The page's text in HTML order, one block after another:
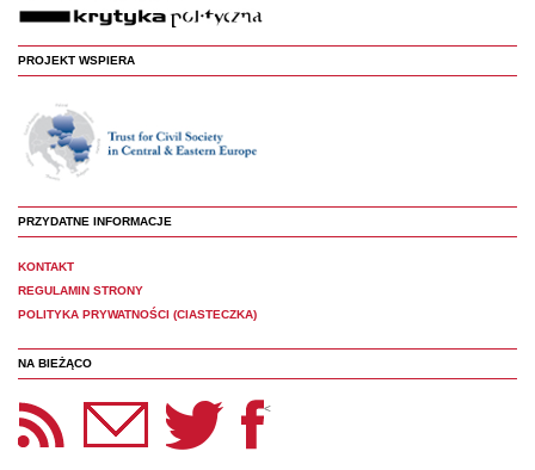
PROJEKT WSPIERA
PRZYDATNE INFORMACJE
KONTAKT
REGULAMIN STRONY
POLITYKA PRYWATNOŚCI (CIASTECZKA)
NA BIEŻĄCO
Panoptyka Facebook <